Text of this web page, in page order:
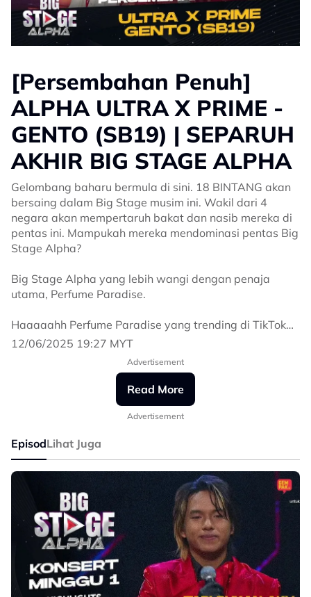
[Persembahan Penuh]
ALPHA ULTRA X PRIME -
GENTO (SB19) | SEPARUH
AKHIR BIG STAGE ALPHA
Gelombang baharu bermula di sini. 18 BINTANG akan
bersaing dalam Big Stage musim ini. Wakil dari 4
negara akan mempertaruh bakat dan nasib mereka di
pentas ini. Mampukah mereka mendominasi pentas Big
Stage Alpha?
Big Stage Alpha yang lebih wangi dengan penaja
utama, Perfume Paradise.
Haaaaahh Perfume Paradise yang trending di TikTok
@perfumeparadisehq.
Pilihan nombor satu! Spray sekali wangi 3 hari..
Haaaaahh… Bau macam Paradise!
#GelombangDominasi
12/06/2025 19:27 MYT
Advertisement
Read More
Advertisement
EpisodLihat Juga